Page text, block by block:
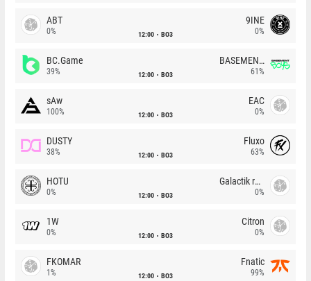
ABT
0% 12:00 BO3
9INE
0%
BC.Game
39% 12:00 BO3
BASEMENT BOYS
61%
sAw
100% 12:00 BO3
EAC
0%
DUSTY
38% 12:00 BO3
Fluxo
63%
HOTU
0% 12:00 BO3
Galactik rebels
0%
1W
0% 12:00 BO3
Citron
0%
FKOMAR
1% 12:00 BO3
Fnatic
99%